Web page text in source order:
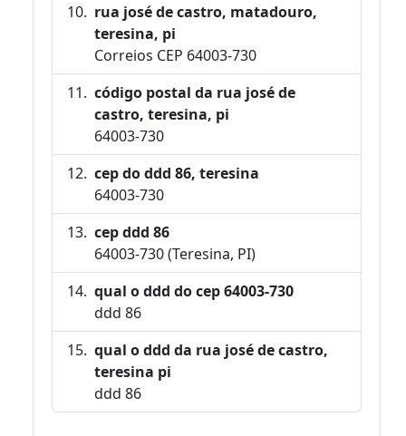
rua josé de castro, matadouro,
teresina, pi
Correios CEP 64003-730
código postal da rua josé de
castro, teresina, pi
64003-730
cep do ddd 86, teresina
64003-730
cep ddd 86
64003-730 (Teresina, PI)
qual o ddd do cep 64003-730
ddd 86
qual o ddd da rua josé de castro,
teresina pi
ddd 86